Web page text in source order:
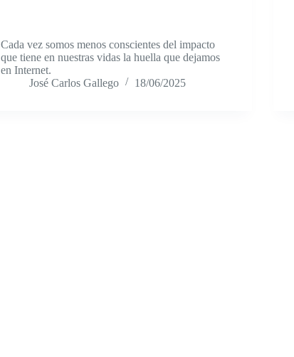
Cada vez somos menos conscientes del impacto
que tiene en nuestras vidas la huella que dejamos
en Internet.
José Carlos Gallego
18/06/2025